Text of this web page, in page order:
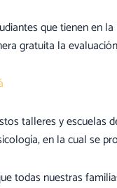
que tienen en
gratuita la
talleres y escuelas
en la cual se
todas nuestras